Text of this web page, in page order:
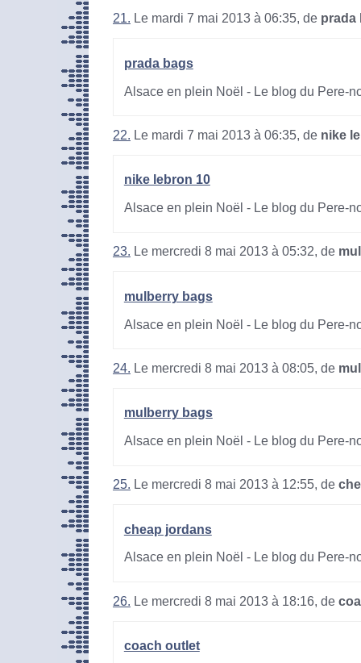
21. Le mardi 7 mai 2013 à 06:35, de prada
prada bags
Alsace en plein Noël - Le blog du Pere-
22. Le mardi 7 mai 2013 à 06:35, de nike
nike lebron 10
Alsace en plein Noël - Le blog du Pere-
23. Le mercredi 8 mai 2013 à 05:32, de
mulberry bags
Alsace en plein Noël - Le blog du Pere-
24. Le mercredi 8 mai 2013 à 08:05, de
mulberry bags
Alsace en plein Noël - Le blog du Pere-
25. Le mercredi 8 mai 2013 à 12:55, de
cheap jordans
Alsace en plein Noël - Le blog du Pere-
26. Le mercredi 8 mai 2013 à 18:16, de
coach outlet